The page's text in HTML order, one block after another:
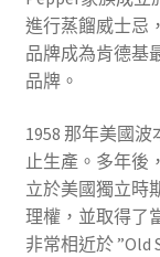
進行蒸餾威士忌
品牌成為肯德基
品牌。
1958 那年美國波
止生產。多年後，
立於美國獨立時
理權，並取得了
非常相近於”Old